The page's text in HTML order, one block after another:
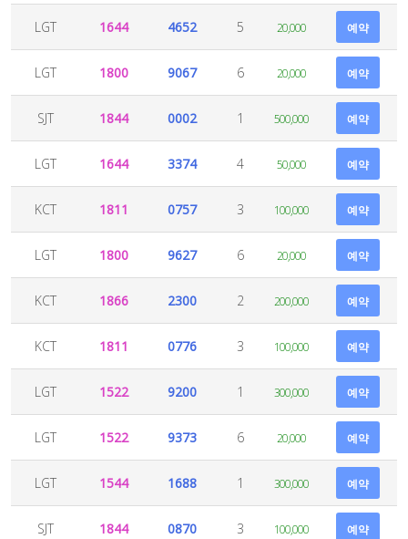
LGT 1644 4652 5 20,000 예약
LGT 1800 9067 6 20,000 예약
SJT 1844 0002 1 500,000 예약
LGT 1644 3374 4 50,000 예약
KCT 1811 0757 3 100,000 예약
LGT 1800 9627 6 20,000 예약
KCT 1866 2300 2 200,000 예약
KCT 1811 0776 3 100,000 예약
LGT 1522 9200 1 300,000 예약
LGT 1522 9373 6 20,000 예약
LGT 1544 1688 1 300,000 예약
SJT 1844 0870 3 100,000 예약